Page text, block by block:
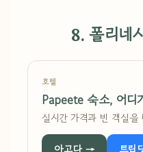
8. 폴리네
호텔
Papeete 숙소, 어디
실시간 가격과 빈 객실을
아고다 → 트립